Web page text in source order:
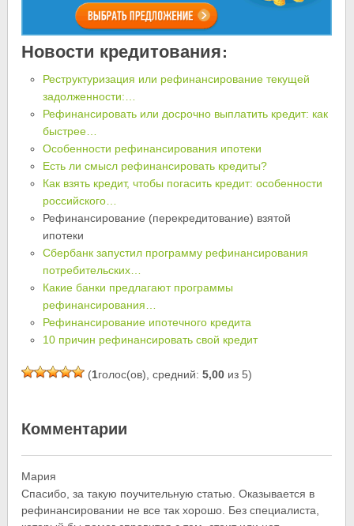
Новости кредитования:
Реструктуризация или рефинансирование текущей
задолженности:…
Рефинансировать или досрочно выплатить кредит: как
быстрее…
Особенности рефинансирования ипотеки
Есть ли смысл рефинансировать кредиты?
Как взять кредит, чтобы погасить кредит: особенности
российского…
Рефинансирование (перекредитование) взятой
ипотеки
Сбербанк запустил программу рефинансирования
потребительских…
Какие банки предлагают программы
рефинансирования…
Рефинансирование ипотечного кредита
10 причин рефинансировать свой кредит
(1голос(ов), средний:5,00 из 5)
Комментарии
Мария
Спасибо, за такую поучительную статью. Оказывается в
рефинансировании не все так хорошо. Без специалиста,